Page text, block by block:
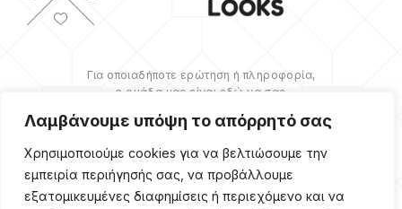
Λαμβάνουμε υπόψη το απόρρητό σας
Χρησιμοποιούμε cookies για να βελτιώσουμε την
εμπειρία περιήγησής σας, να προβάλλουμε
εξατομικευμένες διαφημίσεις ή περιεχόμενο και να
Για οποιαδήποτε ερώτηση ή πληροφορία,
η ομάδα μας είναι εδώ να σας
βοηθήσουμε.
ΠΕΡΙΣΣΌΤΕΡΑ